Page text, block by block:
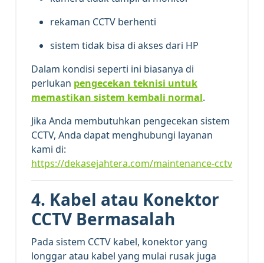
rekaman CCTV berhenti
sistem tidak bisa di akses dari HP
Dalam kondisi seperti ini biasanya di
perlukan pengecekan teknisi untuk
memastikan sistem kembali normal.
Jika Anda membutuhkan pengecekan sistem
CCTV, Anda dapat menghubungi layanan
kami di:
https://dekasejahtera.com/maintenance-cctv
4. Kabel atau Konektor
CCTV Bermasalah
Pada sistem CCTV kabel, konektor yang
longgar atau kabel yang mulai rusak juga